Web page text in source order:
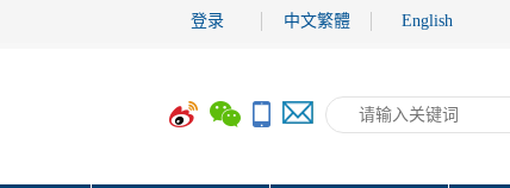
登录 中文繁體 English